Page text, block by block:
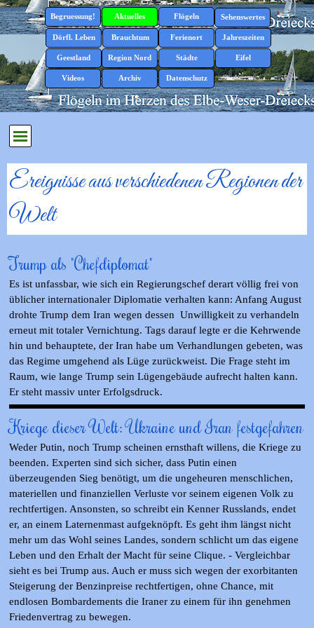
Direkt zum Seiteninhalt
Menü überspringen
Begruessung! Aktuelles ▼
Flögeln ▼
Sehenswertes ▼
Dörfl. Leben ▼
Brauchtum ▼
Ferienort ▼
Jahreszeiten
Geestland ▼
Region Nord ▼
Städte ▼
Eifel ▼
Videos Archiv ▼
Datenschutz
Ereignisse aus verschiedenen Regionen der
Welt
Trump als "Chefdiplomat"
Es ist unfassbar, wie sich ein Regierungschef derart völlig frei von
üblicher internationaler Diplomatie verhalten kann: Anfang August
drohte Trump dem Iran wegen dessen Unwilligkeit zu verhandeln
erneut mit totaler Vernichtung. Tags darauf legte er die Kehrwende
hin und behauptete, der Iran habe um Verhandlungen gebeten, was
das Regime umgehend als Lüge zurückweist. Die Frage steht im
Raum, wie lange Trump sein Lügengebäude aufrecht halten kann.
Er steht massiv unter Erfolgsdruck.
Kriege dieser Welt: Ukraine und Iran festgefahren
Weder Putin, noch Trump scheinen ernsthaft willens, die Kriege zu
beenden. Experten sind sich sicher, dass Putin einen
überzeugenden Sieg benötigt, um die ungeheuren menschlichen,
materiellen und finanziellen Verluste vor seinem eigenen Volk zu
rechtfertigen. Ansonsten, so schreibt ein Kenner Russlands, endet
er, an einem Laternenmast aufgeknöpft. Es geht ihm längst nicht
mehr um das Wohl seines Landes, sondern schlicht um das eigene
Leben und den Erhalt der Macht für seine Clique. - Vergleichbar
sieht es bei Trump aus. Auch er muss sich wegen der exorbitanten
Steigerung der Benzinpreise rechtfertigen, ohne Chance, mit
endlosen Bombardements die Iraner zu einem für ihn genehmen
Friedenvertrag zu bewegen.